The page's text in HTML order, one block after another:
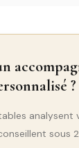
?
analysent
sous